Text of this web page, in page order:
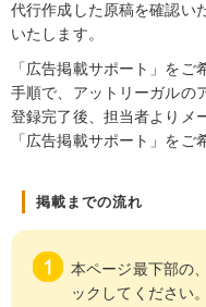
代行作成した原稿を確認い
いたします。
「広告掲載サポート」を
手順で、アットリーガルの
登録完了後、担当者よりメ
「広告掲載サポート」をご
掲載までの流れ
本ページ最下部の
ックしてください。